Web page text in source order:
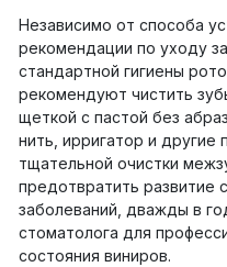
Независимо от способа
рекомендации по уходу
стандартной гигиены
рекомендуют чистить
щеткой с пастой без
нить, ирригатор и
тщательной очистки
предотвратить развитие
заболеваний, дважды в
стоматолога для
состояния виниров.